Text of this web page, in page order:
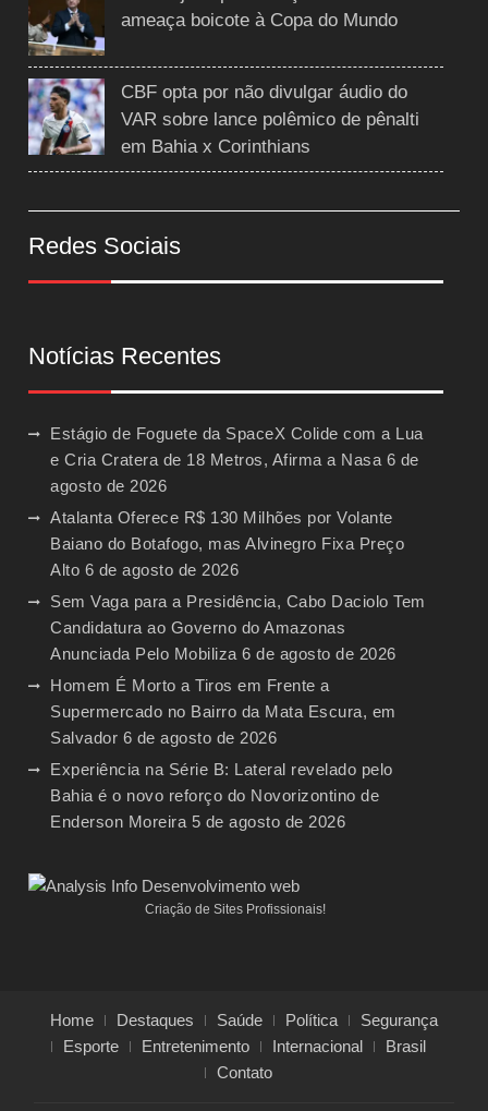
ameaça boicote à Copa do Mundo
CBF opta por não divulgar áudio do
VAR sobre lance polêmico de pênalti
em Bahia x Corinthians
Redes Sociais
Notícias Recentes
Estágio de Foguete da SpaceX Colide com a Lua
e Cria Cratera de 18 Metros, Afirma a Nasa 6 de
agosto de 2026
Atalanta Oferece R$ 130 Milhões por Volante
Baiano do Botafogo, mas Alvinegro Fixa Preço
Alto 6 de agosto de 2026
Sem Vaga para a Presidência, Cabo Daciolo Tem
Candidatura ao Governo do Amazonas
Anunciada Pelo Mobiliza 6 de agosto de 2026
Homem É Morto a Tiros em Frente a
Supermercado no Bairro da Mata Escura, em
Salvador 6 de agosto de 2026
Experiência na Série B: Lateral revelado pelo
Bahia é o novo reforço do Novorizontino de
Enderson Moreira 5 de agosto de 2026
Criação de Sites Profissionais!
Home Destaques Saúde Política
Segurança
Esporte
Entretenimento Internacional
Brasil
Contato